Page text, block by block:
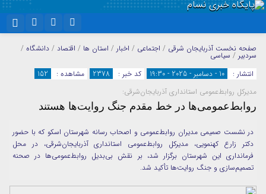
اینستاگرام تلگرام
سروش ایتا
آپارات
نام کاربری یا نشانی ایمیل
رمز عبور
مرا به خاطر بسپار
صفحه نخست آذربایجان شرقی / اجتماعی / اخبار / استان ها / اقتصاد / دانشگاه /
سردبیر / سیاسی
انتشار :
10 - دسامبر - 2025 - 19:30 کد خبر : 2378 مشاهده :
152
مدیرکل روابط‌عمومی استانداری آذربایجان‌شرقی:
روابط‌عمومی‌ها در خط مقدم جنگ روایت‌ها هستند
در نشست صمیمی مدیران روابط‌عمومی و اصحاب رسانه شهرستان اسکو که با حضور
دکتر زارع کهنمویی، مدیرکل روابط‌عمومی استانداری آذربایجان‌شرقی، در محل
فرمانداری این شهرستان برگزار شد، بر نقش بی‌بدیل روابط‌عمومی‌ها در صحنه
تصمیم‌سازی و جنگ روایت‌ها تأکید شد.